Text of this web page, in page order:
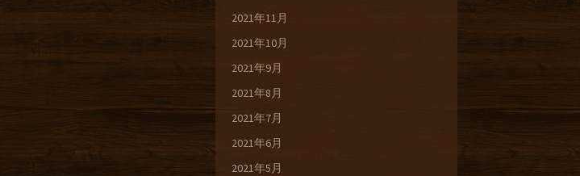
2021年11月
2021年10月
2021年9月
2021年8月
2021年7月
2021年6月
2021年5月